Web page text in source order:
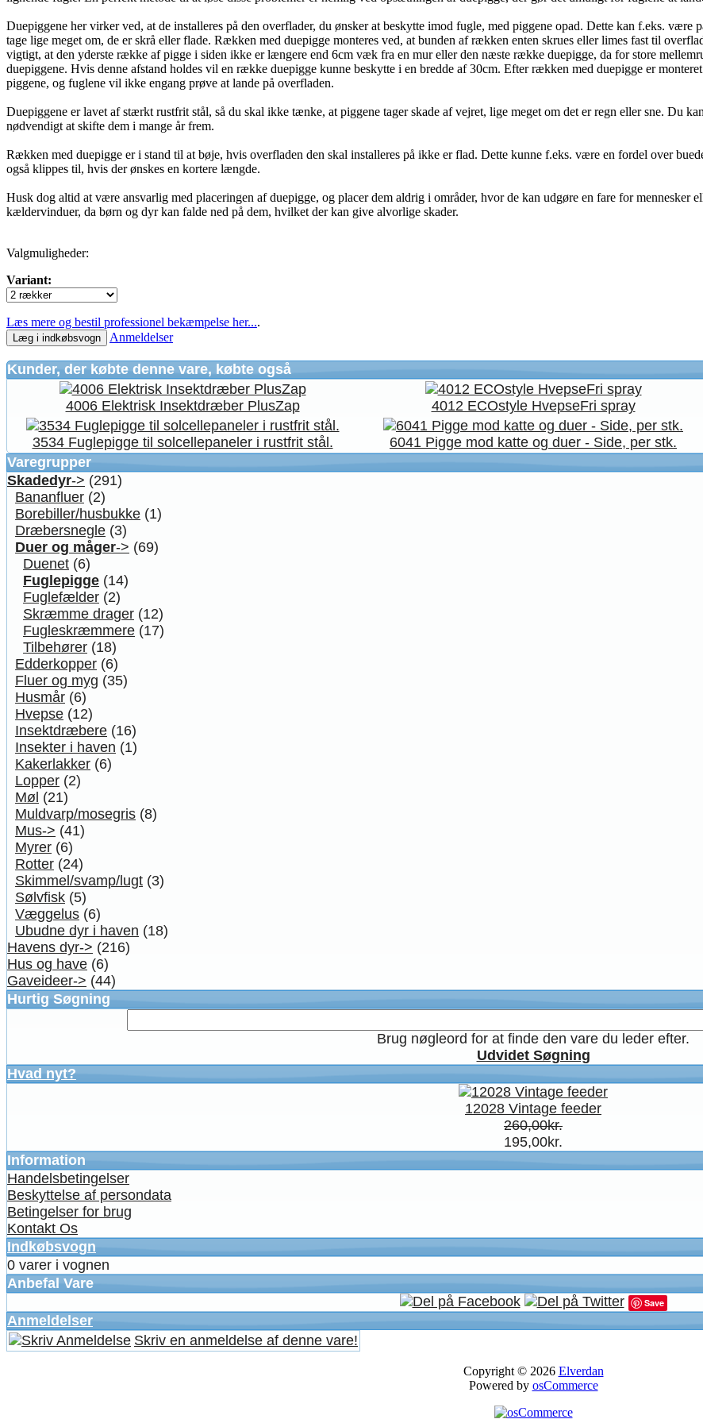
Duepiggene her virker ved, at de installeres på den overflader, du ønsker at beskytte imod fugle, med piggene opad. Dette kan f.eks. være
tage lige meget om, de er skrå eller flade. Rækken med duepigge monteres ved, at bunden af rækken enten skrues eller limes fast til
vigtigt, at den yderste række af pigge i siden ikke er længere end 6cm væk fra en mur eller den næste række duepigge, da for store
duepiggene. Hvis denne afstand holdes vil en række duepigge kunne beskytte i en bredde af 30cm. Efter rækken med duepigge er
piggene, og fuglene vil ikke engang prøve at lande på overfladen.
Duepiggene er lavet af stærkt rustfrit stål, så du skal ikke tænke, at piggene tager skade af vejret, lige meget om det er regn eller sne. Du
nødvendigt at skifte dem i mange år frem.
Rækken med duepigge er i stand til at bøje, hvis overfladen den skal installeres på ikke er flad. Dette kunne f.eks. være en fordel over
også klippes til, hvis der ønskes en kortere længde.
Husk dog altid at være ansvarlig med placeringen af duepigge, og placer dem aldrig i områder, hvor de kan udgøre en fare for mennesker
kældervinduer, da børn og dyr kan falde ned på dem, hvilket der kan give alvorlige skader.
Valgmuligheder:
Variant:
Læs mere og bestil professionel bekæmpelse her....
Læg i indkøbsvogn Anmeldelser
Kunder, der købte denne vare, købte også
4006 Elektrisk Insektdræber PlusZap 4012 ECOstyle HvepseFri spray
3534 Fuglepigge til solcellepaneler i rustfrit stål. 6041 Pigge mod katte og duer - Side, per stk.
Varegrupper
Skadedyr-> (291)
Bananfluer (2)
Borebiller/husbukke (1)
Dræbersnegle (3)
Duer og måger-> (69)
Duenet (6)
Fuglepigge (14)
Fuglefælder (2)
Skræmme drager (12)
Fugleskræmmere (17)
Tilbehører (18)
Edderkopper (6)
Fluer og myg (35)
Husmår (6)
Hvepse (12)
Insektdræbere (16)
Insekter i haven (1)
Kakerlakker (6)
Lopper (2)
Møl (21)
Muldvarp/mosegris (8)
Mus-> (41)
Myrer (6)
Rotter (24)
Skimmel/svamp/lugt (3)
Sølvfisk (5)
Væggelus (6)
Ubudne dyr i haven (18)
Havens dyr-> (216)
Hus og have (6)
Gaveideer-> (44)
Hurtig Søgning
Brug nøgleord for at finde den vare du leder efter.
Udvidet Søgning
Hvad nyt?
12028 Vintage feeder
260,00kr.
195,00kr.
Information
Handelsbetingelser
Beskyttelse af persondata
Betingelser for brug
Kontakt Os
Indkøbsvogn
0 varer i vognen
Anbefal Vare
Save
Anmeldelser
Skriv en anmeldelse af denne vare!
Copyright © 2026 Elverdan
Powered by osCommerce